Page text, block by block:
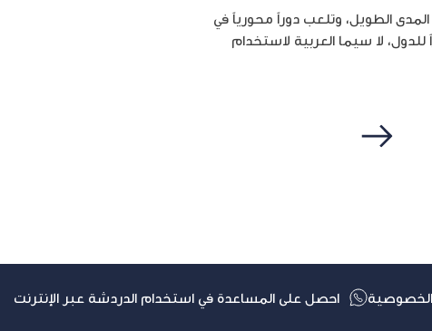
الطويل، وتلعب دوراً محورياً في
لا سيما العربية لاستخدام
احصل على المساعدة في استخدام الدردشة عبر الإنترنت